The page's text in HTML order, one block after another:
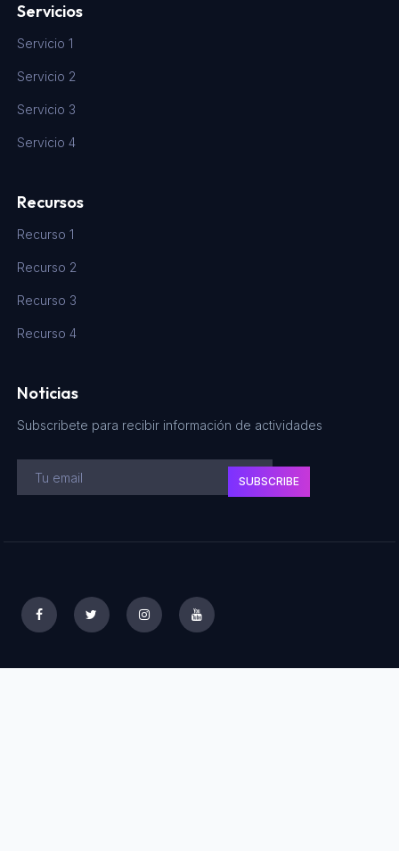
Servicios
Servicio 1
Servicio 2
Servicio 3
Servicio 4
Recursos
Recurso 1
Recurso 2
Recurso 3
Recurso 4
Noticias
Subscribete para recibir información de actividades
SUBSCRIBE